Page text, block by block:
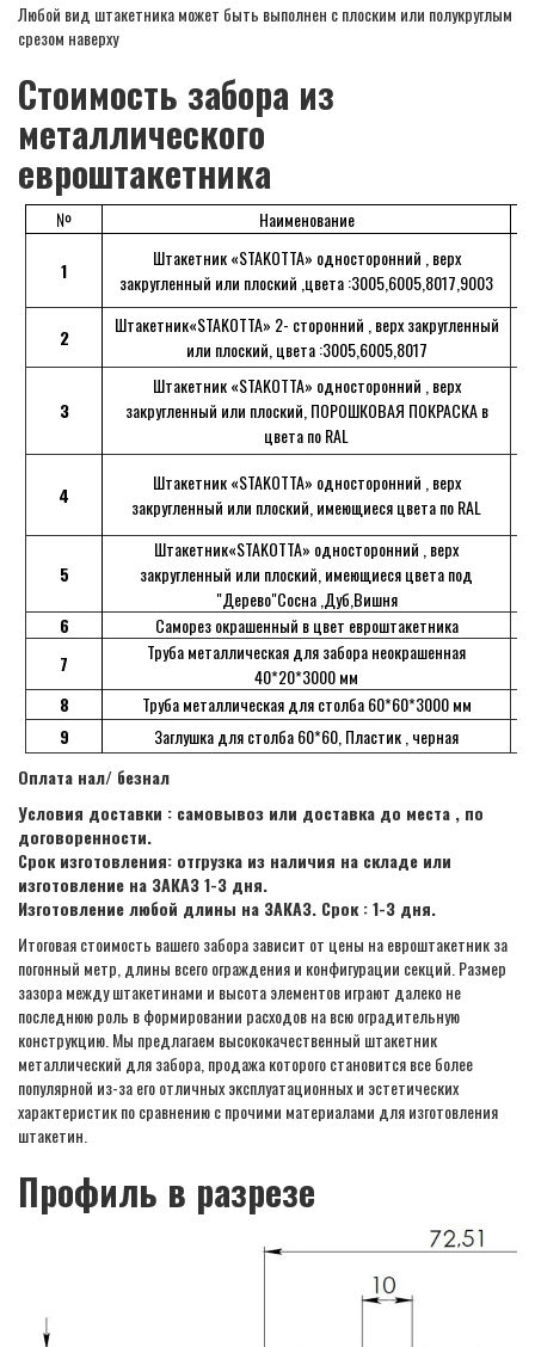
Любой вид штакетника может быть выполнен с плоским или полукруглым
срезом наверху
Стоимость забора из
металлического
евроштакетника
№ Наименование
1
Штакетник «STAKOTTA» односторонний , верх
закругленный или плоский ,цвета :3005,6005,8017,9003
2
Штакетник«STAKOTTA» 2- сторонний , верх закругленный
или плоский, цвета :3005,6005,8017
3
Штакетник «STAKOTTA» односторонний , верх
закругленный или плоский, ПОРОШКОВАЯ ПОКРАСКА в
цвета по RAL
4
Штакетник «STAKOTTA» односторонний , верх
закругленный или плоский, имеющиеся цвета по RAL
5
Штакетник«STAKOTTA» односторонний , верх
закругленный или плоский, имеющиеся цвета под
"Дерево"Сосна ,Дуб,Вишня
6
Саморез окрашенный в цвет евроштакетника
7
Труба металлическая для забора неокрашенная
40*20*3000 мм
8
Труба металлическая для столба 60*60*3000 мм
9
Заглушка для столба 60*60, Пластик , черная
Оплата нал/ безнал
Условия доставки : самовывоз или доставка до места , по
договоренности.
Срок изготовления: отгрузка из наличия на складе или
изготовление на ЗАКАЗ 1-3 дня.
Изготовление любой длины на ЗАКАЗ. Срок : 1-3 дня.
Итоговая стоимость вашего забора зависит от цены на евроштакетник за
погонный метр, длины всего ограждения и конфигурации секций. Размер
зазора между штакетинами и высота элементов играют далеко не
последнюю роль в формировании расходов на всю оградительную
конструкцию. Мы предлагаем высококачественный штакетник
металлический для забора, продажа которого становится все более
популярной из-за его отличных эксплуатационных и эстетических
характеристик по сравнению с прочими материалами для изготовления
штакетин.
Профиль в разрезе